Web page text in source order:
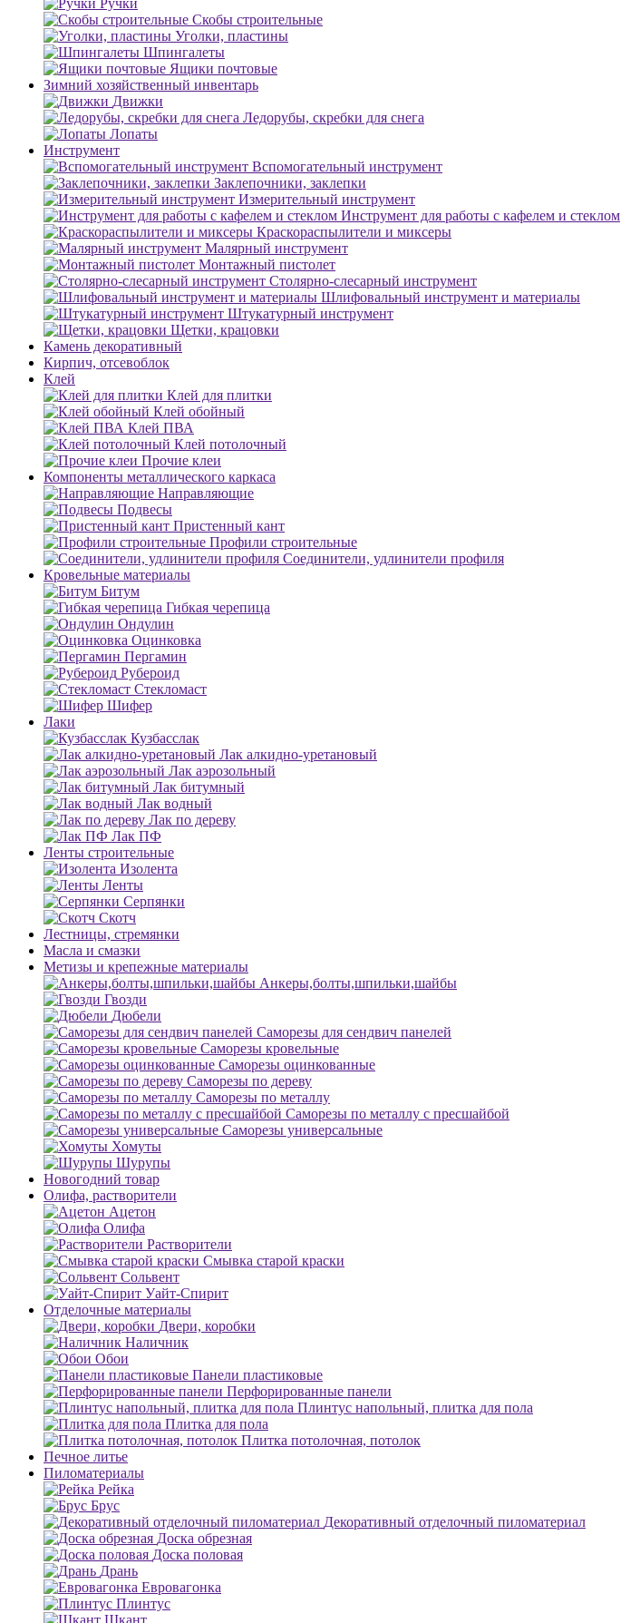
Ручки
Скобы строительные
Уголки, пластины
Шпингалеты
Ящики почтовые
Зимний хозяйственный инвентарь
Движки
Ледорубы, скребки для снега
Лопаты
Инструмент
Вспомогательный инструмент
Заклепочники, заклепки
Измерительный инструмент
Инструмент для работы с кафелем и стеклом
Краскораспылители и миксеры
Малярный инструмент
Монтажный пистолет
Столярно-слесарный инструмент
Шлифовальный инструмент и материалы
Штукатурный инструмент
Щетки, крацовки
Камень декоративный
Кирпич, отсевоблок
Клей
Клей для плитки
Клей обойный
Клей ПВА
Клей потолочный
Прочие клеи
Компоненты металлического каркаса
Направляющие
Подвесы
Пристенный кант
Профили строительные
Соединители, удлинители профиля
Кровельные материалы
Битум
Гибкая черепица
Ондулин
Оцинковка
Пергамин
Рубероид
Стекломаст
Шифер
Лаки
Кузбасслак
Лак алкидно-уретановый
Лак аэрозольный
Лак битумный
Лак водный
Лак по дереву
Лак ПФ
Ленты строительные
Изолента
Ленты
Серпянки
Скотч
Лестницы, стремянки
Масла и смазки
Метизы и крепежные материалы
Анкеры,болты,шпильки,шайбы
Гвозди
Дюбели
Саморезы для сендвич панелей
Саморезы кровельные
Саморезы оцинкованные
Саморезы по дереву
Саморезы по металлу
Саморезы по металлу с пресшайбой
Саморезы универсальные
Хомуты
Шурупы
Новогодний товар
Олифа, растворители
Ацетон
Олифа
Растворители
Смывка старой краски
Сольвент
Уайт-Спирит
Отделочные материалы
Двери, коробки
Наличник
Обои
Панели пластиковые
Перфорированные панели
Плинтус напольный, плитка для пола
Плитка для пола
Плитка потолочная, потолок
Печное литье
Пиломатериалы
Рейка
Брус
Декоративный отделочный пиломатериал
Доска обрезная
Доска половая
Дрань
Евровагонка
Плинтус
Шкант